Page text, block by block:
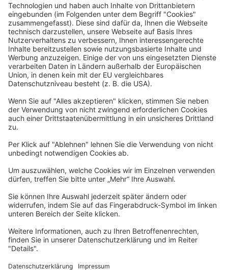
Rechtliches
Allgemeine Geschäftsbedingungen
Widerrufsbelehrung
Datenschutzerklärung
Barrierefreiheitserklärung
Impressum
Newsletter
Per E-Mail informieren wir Sie über interessante Angebote.
Zum Newsletter anmelden
vhs Post
Zur vhs Post anmelden
Kontrast
Kurs-Merkliste